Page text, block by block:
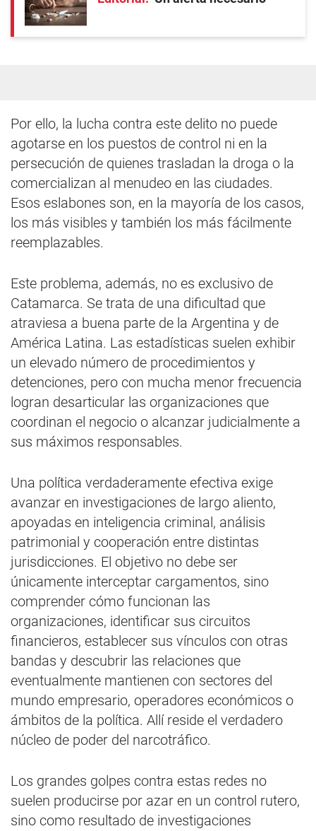
Por ello, la lucha contra este delito no puede
agotarse en los puestos de control ni en la
persecución de quienes trasladan la droga o la
comercializan al menudeo en las ciudades.
Esos eslabones son, en la mayoría de los casos,
los más visibles y también los más fácilmente
reemplazables.
Este problema, además, no es exclusivo de
Catamarca. Se trata de una dificultad que
atraviesa a buena parte de la Argentina y de
América Latina. Las estadísticas suelen exhibir
un elevado número de procedimientos y
detenciones, pero con mucha menor frecuencia
logran desarticular las organizaciones que
coordinan el negocio o alcanzar judicialmente a
sus máximos responsables.
Una política verdaderamente efectiva exige
avanzar en investigaciones de largo aliento,
apoyadas en inteligencia criminal, análisis
patrimonial y cooperación entre distintas
jurisdicciones. El objetivo no debe ser
únicamente interceptar cargamentos, sino
comprender cómo funcionan las
organizaciones, identificar sus circuitos
financieros, establecer sus vínculos con otras
bandas y descubrir las relaciones que
eventualmente mantienen con sectores del
mundo empresario, operadores económicos o
ámbitos de la política. Allí reside el verdadero
núcleo de poder del narcotráfico.
Los grandes golpes contra estas redes no
suelen producirse por azar en un control rutero,
sino como resultado de investigaciones